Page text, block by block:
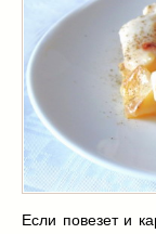
Если повезет и